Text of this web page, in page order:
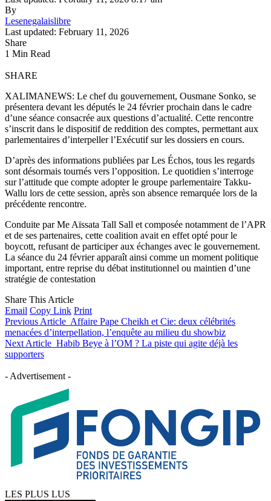
By
Lesenegalaislibre
Last updated: February 11, 2026
Share
1 Min Read
SHARE
XALIMANEWS: Le chef du gouvernement, Ousmane Sonko, se
présentera devant les députés le 24 février prochain dans le cadre
d’une séance consacrée aux questions d’actualité. Cette rencontre
s’inscrit dans le dispositif de reddition des comptes, permettant aux
parlementaires d’interpeller l’Exécutif sur les dossiers en cours.
D’après des informations publiées par Les Échos, tous les regards
sont désormais tournés vers l’opposition. Le quotidien s’interroge
sur l’attitude que compte adopter le groupe parlementaire Takku-
Wallu lors de cette session, après son absence remarquée lors de la
précédente rencontre.
Conduite par Me Aïssata Tall Sall et composée notamment de l’APR
et de ses partenaires, cette coalition avait en effet opté pour le
boycott, refusant de participer aux échanges avec le gouvernement.
La séance du 24 février apparaît ainsi comme un moment politique
important, entre reprise du débat institutionnel ou maintien d’une
stratégie de contestation
Share This Article
Email Copy Link Print
Previous Article Affaire Pape Cheikh et Cie: deux célébrités
menacées d’interpellation, l’enquête au milieu du showbiz
Next Article Habib Beye à l’OM ? La piste qui agite déjà les
supporters
- Advertisement -
LES PLUS LUS